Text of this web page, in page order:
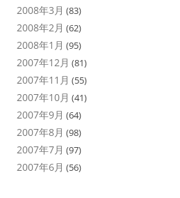
2008年3月 (83)
2008年2月 (62)
2008年1月 (95)
2007年12月 (81)
2007年11月 (55)
2007年10月 (41)
2007年9月 (64)
2007年8月 (98)
2007年7月 (97)
2007年6月 (56)